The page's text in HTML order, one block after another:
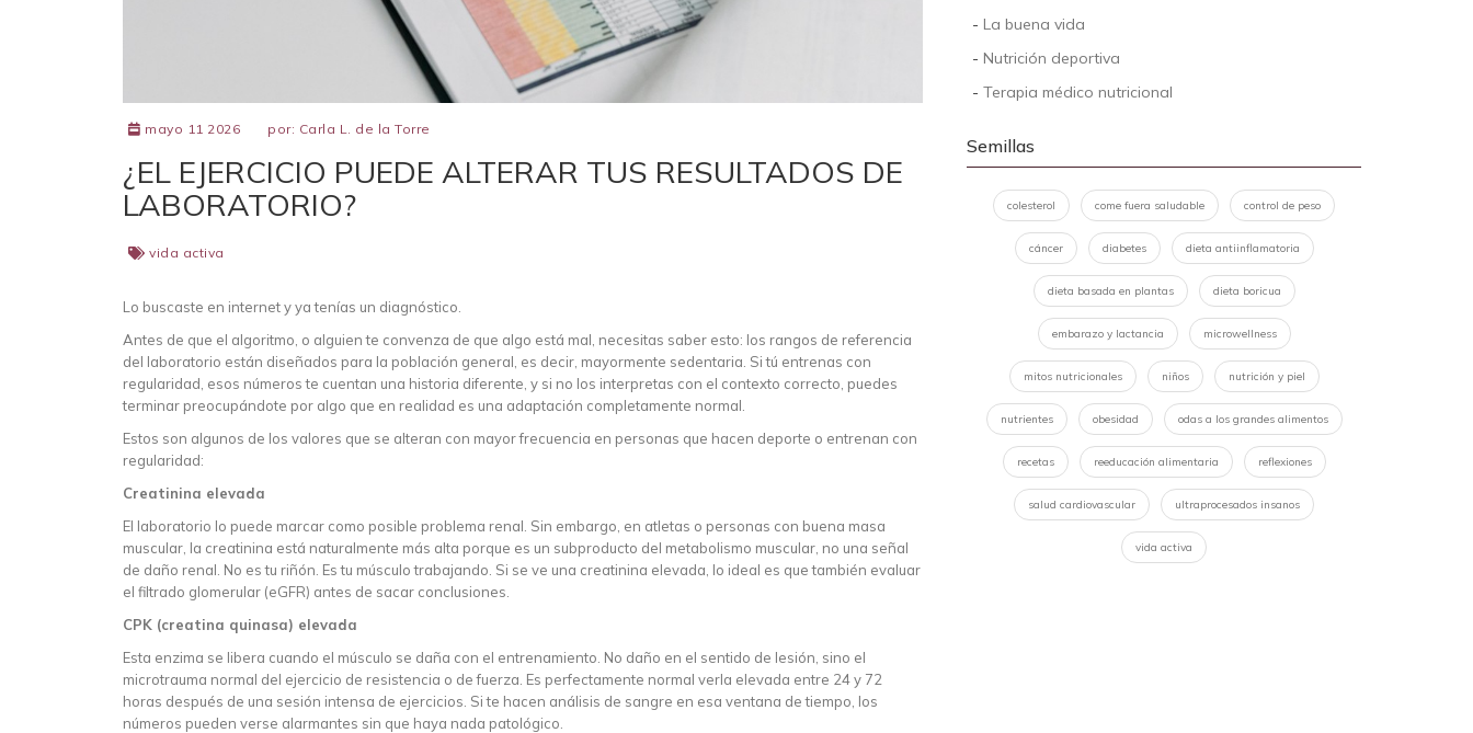
mayo 11 2026 por: Carla L. de la Torre
¿EL EJERCICIO PUEDE ALTERAR TUS RESULTADOS DE
LABORATORIO?
vida activa
Lo buscaste en internet y ya tenías un diagnóstico.
Antes de que el algoritmo, o alguien te convenza de que algo está mal, necesitas saber esto: los rangos de referencia
del laboratorio están diseñados para la población general, es decir, mayormente sedentaria. Si tú entrenas con
regularidad, esos números te cuentan una historia diferente, y si no los interpretas con el contexto correcto, puedes
terminar preocupándote por algo que en realidad es una adaptación completamente normal.
Estos son algunos de los valores que se alteran con mayor frecuencia en personas que hacen deporte o entrenan con
regularidad:
Creatinina elevada
El laboratorio lo puede marcar como posible problema renal. Sin embargo, en atletas o personas con buena masa
muscular, la creatinina está naturalmente más alta porque es un subproducto del metabolismo muscular, no una señal
de daño renal. No es tu riñón. Es tu músculo trabajando. Si se ve una creatinina elevada, lo ideal es que también evaluar
el filtrado glomerular (eGFR) antes de sacar conclusiones.
CPK (creatina quinasa) elevada
Esta enzima se libera cuando el músculo se daña con el entrenamiento. No daño en el sentido de lesión, sino el
microtrauma normal del ejercicio de resistencia o de fuerza. Es perfectamente normal verla elevada entre 24 y 72
horas después de una sesión intensa de ejercicios. Si te hacen análisis de sangre en esa ventana de tiempo, los
números pueden verse alarmantes sin que haya nada patológico.
- La buena vida
- Nutrición deportiva
- Terapia médico nutricional
Semillas
colesterol come fuera saludable control de peso
cáncer diabetes dieta antiinflamatoria
dieta basada en plantas dieta boricua
embarazo y lactancia microwellness
mitos nutricionales niños nutrición y piel
nutrientes obesidad odas a los grandes alimentos
recetas reeducación alimentaria reflexiones
salud cardiovascular ultraprocesados insanos
vida activa